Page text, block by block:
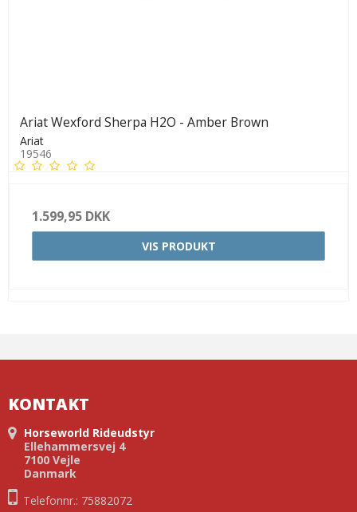
Ariat Wexford Sherpa H2O - Amber Brown
Ariat
19546
1.599,95 DKK
VIS PRODUKT
KONTAKT
Horseworld Rideudstyr
Ellehammersvej 4
7100 Vejle
Danmark
Telefonnr.: 75882072